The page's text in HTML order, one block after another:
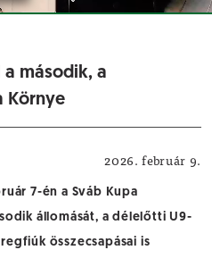
a második, a
Környe
2026. február 9.
7-én a Sváb Kupa
állomását, a délelőtti U9-
összecsapásai is